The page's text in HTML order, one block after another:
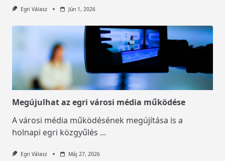
Egri Válasz Jún 1, 2026
Megújulhat az egri városi média működése
A városi média működésének megújítása is a
holnapi egri közgyűlés ...
Egri Válasz Máj 27, 2026